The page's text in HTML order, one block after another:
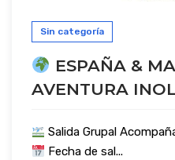
Sin categoría
ESPAÑA &
AVENTURA
Salida Grupal
Fecha de sal...